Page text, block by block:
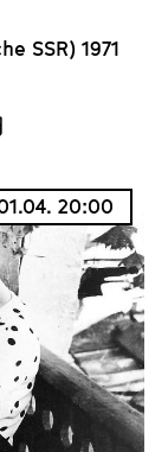
SSR) 1971
20:00